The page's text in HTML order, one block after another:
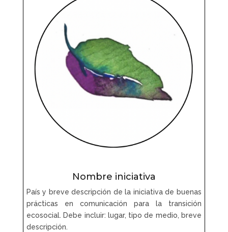
Nombre iniciativa
País y breve descripción de la iniciativa de buenas
prácticas en comunicación para la transición
ecosocial. Debe incluir: lugar, tipo de medio, breve
descripción.